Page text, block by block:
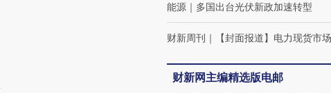
能源 ｜ 多国出台光伏新政加速转型
财新周刊 ｜ 【封面报道】电力现货市
财新网主编精选版电邮